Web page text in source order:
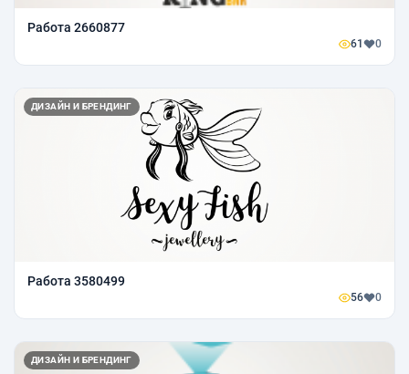
Работа 2660877
61 0
ДИЗАЙН И БРЕНДИНГ
Работа 3580499
56 0
ДИЗАЙН И БРЕНДИНГ